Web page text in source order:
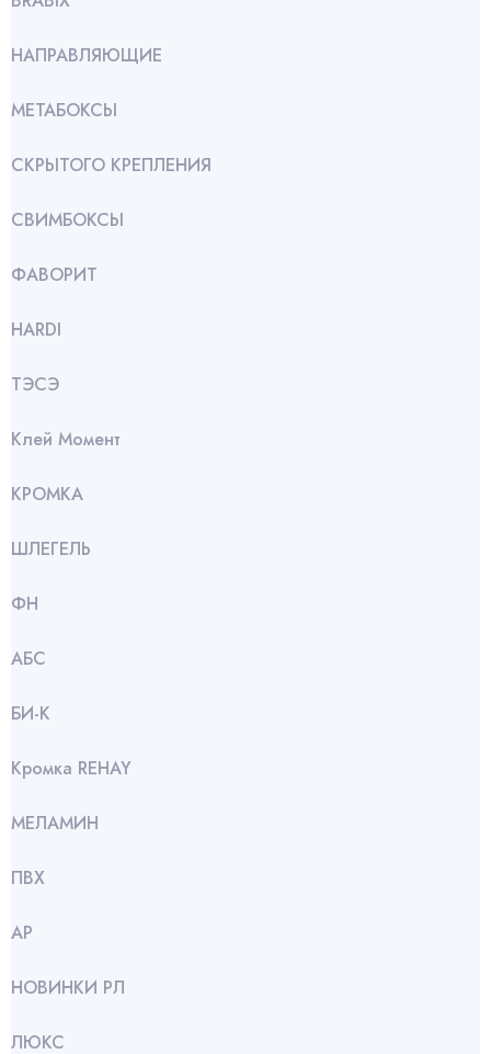
НАПРАВЛЯЮЩИЕ
МЕТАБОКСЫ
СКРЫТОГО КРЕПЛЕНИЯ
СВИМБОКСЫ
ФАВОРИТ
HARDI
ТЭСЭ
Клей Момент
КРОМКА
ШЛЕГЕЛЬ
ФН
АБС
БИ-К
Кромка REHAY
МЕЛАМИН
ПВХ
АР
НОВИНКИ РЛ
ЛЮКС